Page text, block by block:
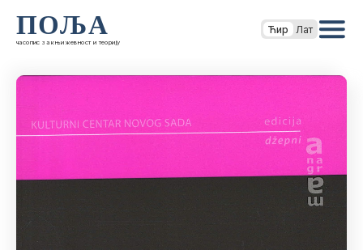
ПОЉА
часопис за књижевност и теорију
Ћир Лат